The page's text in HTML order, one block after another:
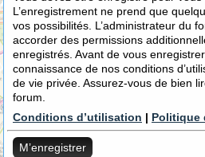
L’enregistrement ne prend que
vos possibilités. L’administrateur du
accorder des permissions
enregistrés. Avant de vous
connaissance de nos conditions
de vie privée. Assurez-vous de bien
forum.
Conditions d’utilisation | Politique
M’enregistrer